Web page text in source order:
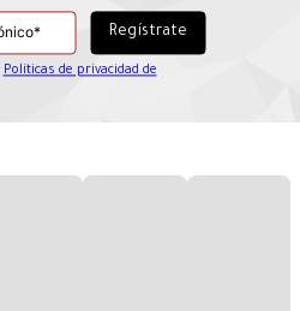
Políticas de privacidad de